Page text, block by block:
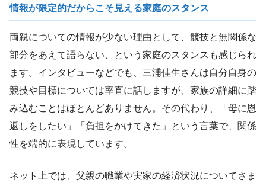
情報が限定的だからこそ見える家庭のスタンス
両親についての情報が少ない理由として、競技と無関係な
部分をあえて語らない、という家庭のスタンスも感じられ
ます。インタビューなどでも、三浦佳生さんは自分自身の
競技や目標については率直に話しますが、家族の詳細に踏
み込むことはほとんどありません。その代わり、「母に恩
返しをしたい」「負担をかけてきた」という言葉で、関係
性を端的に表現しています。
ネット上では、父親の職業や実家の経済状況についてさま